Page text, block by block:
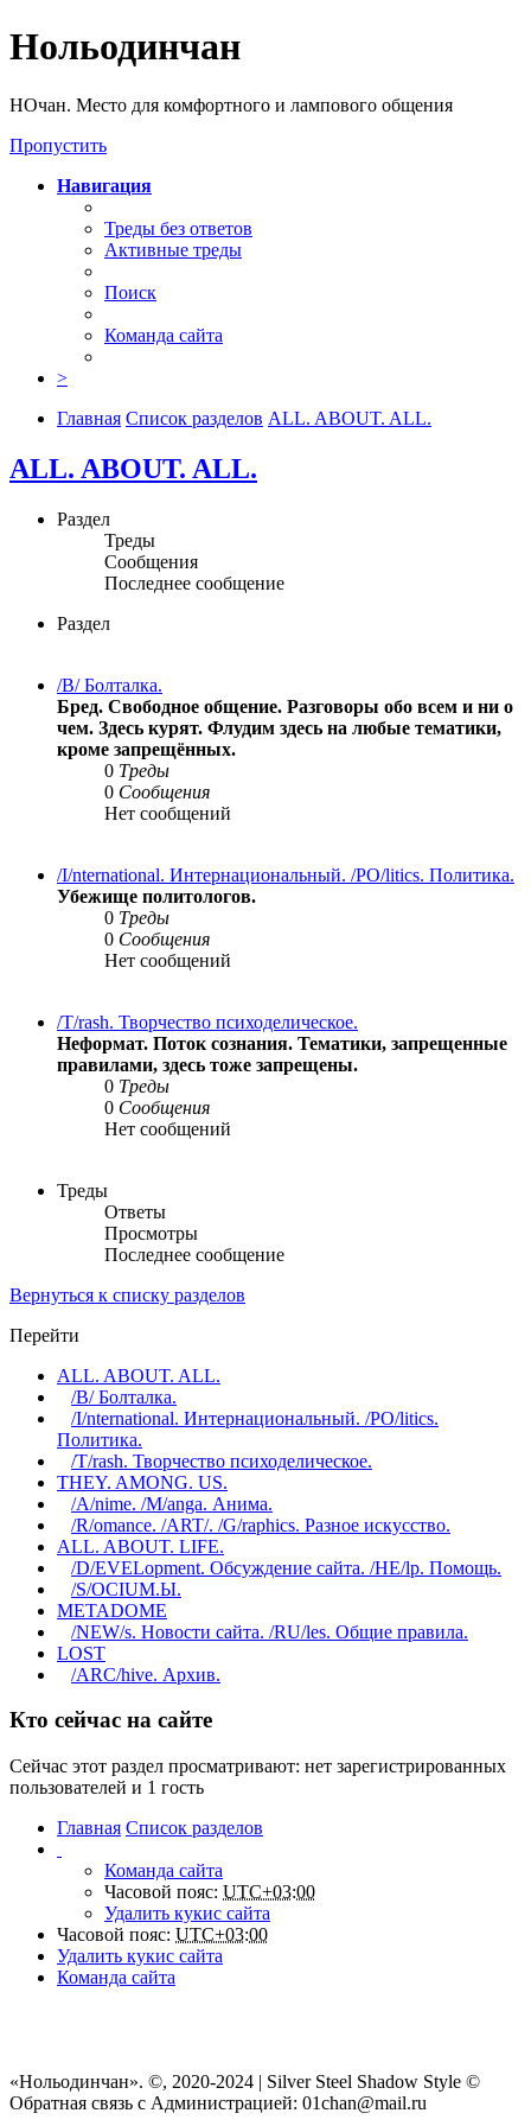
Нольодинчан
НОчан. Место для комфортного и лампового общения
Пропустить
Навигация
Треды без ответов
Активные треды
Поиск
Команда сайта
>
Главная Список разделов ALL. ABOUT. ALL.
ALL. ABOUT. ALL.
Раздел
Треды
Сообщения
Последнее сообщение
Раздел
/B/ Болталка.
Бред. Свободное общение. Разговоры обо всем и ни о
чем. Здесь курят. Флудим здесь на любые тематики,
кроме запрещённых.
0 Треды
0 Сообщения
Нет сообщений
/I/nternational. Интернациональный. /PO/litics. Политика.
Убежище политологов.
0 Треды
0 Сообщения
Нет сообщений
/T/rash. Творчество психоделическое.
Неформат. Поток сознания. Тематики, запрещенные
правилами, здесь тоже запрещены.
0 Треды
0 Сообщения
Нет сообщений
Треды
Ответы
Просмотры
Последнее сообщение
Вернуться к списку разделов
Перейти
ALL. ABOUT. ALL.
/B/ Болталка.
/I/nternational. Интернациональный. /PO/litics.
Политика.
/T/rash. Творчество психоделическое.
THEY. AMONG. US.
/A/nime. /M/anga. Анима.
/R/omance. /ART/. /G/raphics. Разное искусство.
ALL. ABOUT. LIFE.
/D/EVELopment. Обсуждение сайта. /HE/lp. Помощь.
/S/OCIUM.Ы.
METADOME
/NEW/s. Новости сайта. /RU/les. Общие правила.
LOST
/ARC/hive. Архив.
Кто сейчас на сайте
Сейчас этот раздел просматривают: нет зарегистрированных
пользователей и 1 гость
Главная Список разделов
Команда сайта
Часовой пояс: UTC+03:00
Удалить кукис сайта
Часовой пояс: UTC+03:00
Удалить кукис сайта
Команда сайта
«Нольодинчан». ©, 2020-2024 | Silver Steel Shadow Style ©
Обратная связь с Администрацией: 01chan@mail.ru